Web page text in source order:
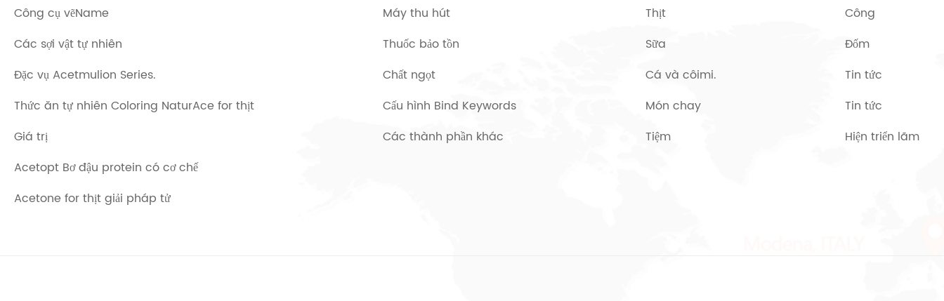
Công cụ vẽName
Các sợi vật tự nhiên
Đặc vụ Acetmulion Series.
Thức ăn tự nhiên Coloring NaturAce for thịt
Giá trị
Acetopt Bơ đậu protein có cơ chế
Acetone for thịt giải pháp tử
Máy thu hút
Thuốc bảo tồn
Chất ngọt
Cấu hình Bind Keywords
Các thành phần khác
Thịt
Sữa
Cá và côimi.
Món chay
Tiệm
Công
Đốm
Tin tức
Tin tức
Hiện triển lãm